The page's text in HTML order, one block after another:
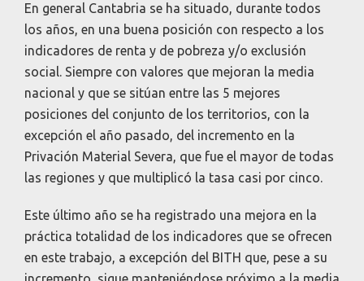
En general Cantabria se ha situado, durante todos
los años, en una buena posición con respecto a los
indicadores de renta y de pobreza y/o exclusión
social. Siempre con valores que mejoran la media
nacional y que se sitúan entre las 5 mejores
posiciones del conjunto de los territorios, con la
excepción el año pasado, del incremento en la
Privación Material Severa, que fue el mayor de todas
las regiones y que multiplicó la tasa casi por cinco.
Este último año se ha registrado una mejora en la
práctica totalidad de los indicadores que se ofrecen
en este trabajo, a excepción del BITH que, pese a su